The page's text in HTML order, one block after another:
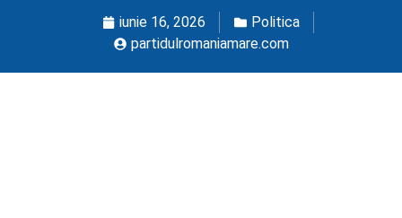
iunie 16, 2026
Politica
partidulromaniamare.com